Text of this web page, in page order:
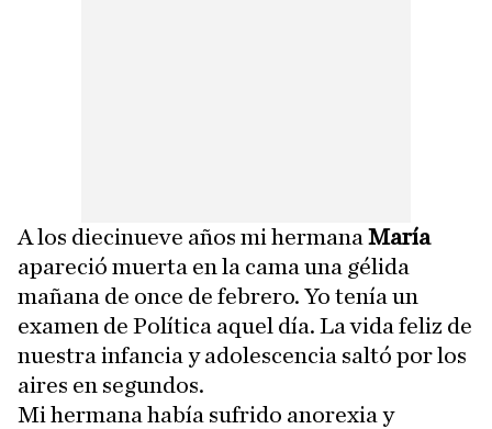
A los diecinueve años mi hermana María
apareció muerta en la cama una gélida
mañana de once de febrero. Yo tenía un
examen de Política aquel día. La vida feliz de
nuestra infancia y adolescencia saltó por los
aires en segundos.
Mi hermana había sufrido anorexia y